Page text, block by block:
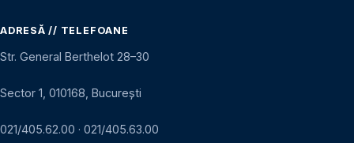
ADRESĂ // TELEFOANE
Str. General Berthelot 28–30
Sector 1, 010168, București
021/405.62.00 · 021/405.63.00